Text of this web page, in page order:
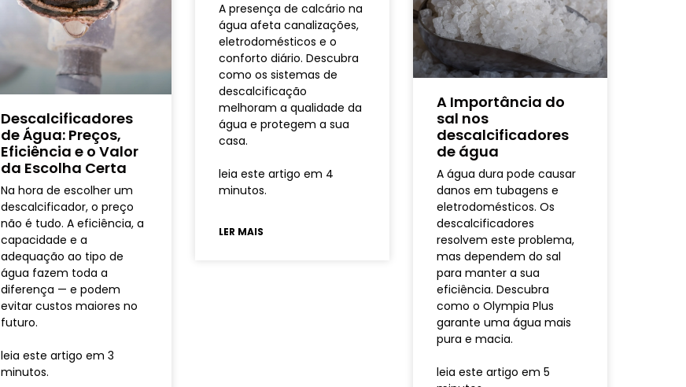
Descalcificadores
de Água: Preços,
Eficiência e o Valor
da Escolha Certa
Na hora de escolher um
descalcificador, o preço
não é tudo. A eficiência, a
capacidade e a
adequação ao tipo de
água fazem toda a
diferença — e podem
evitar custos maiores no
futuro.
leia este artigo em 3
minutos.
A presença de calcário na
água afeta canalizações,
eletrodomésticos e o
conforto diário. Descubra
como os sistemas de
descalcificação
melhoram a qualidade da
água e protegem a sua
casa.
leia este artigo em 4
minutos.
LER MAIS
A Importância do
sal nos
descalcificadores
de água
A água dura pode causar
danos em tubagens e
eletrodomésticos. Os
descalcificadores
resolvem este problema,
mas dependem do sal
para manter a sua
eficiência. Descubra
como o Olympia Plus
garante uma água mais
pura e macia.
leia este artigo em 5